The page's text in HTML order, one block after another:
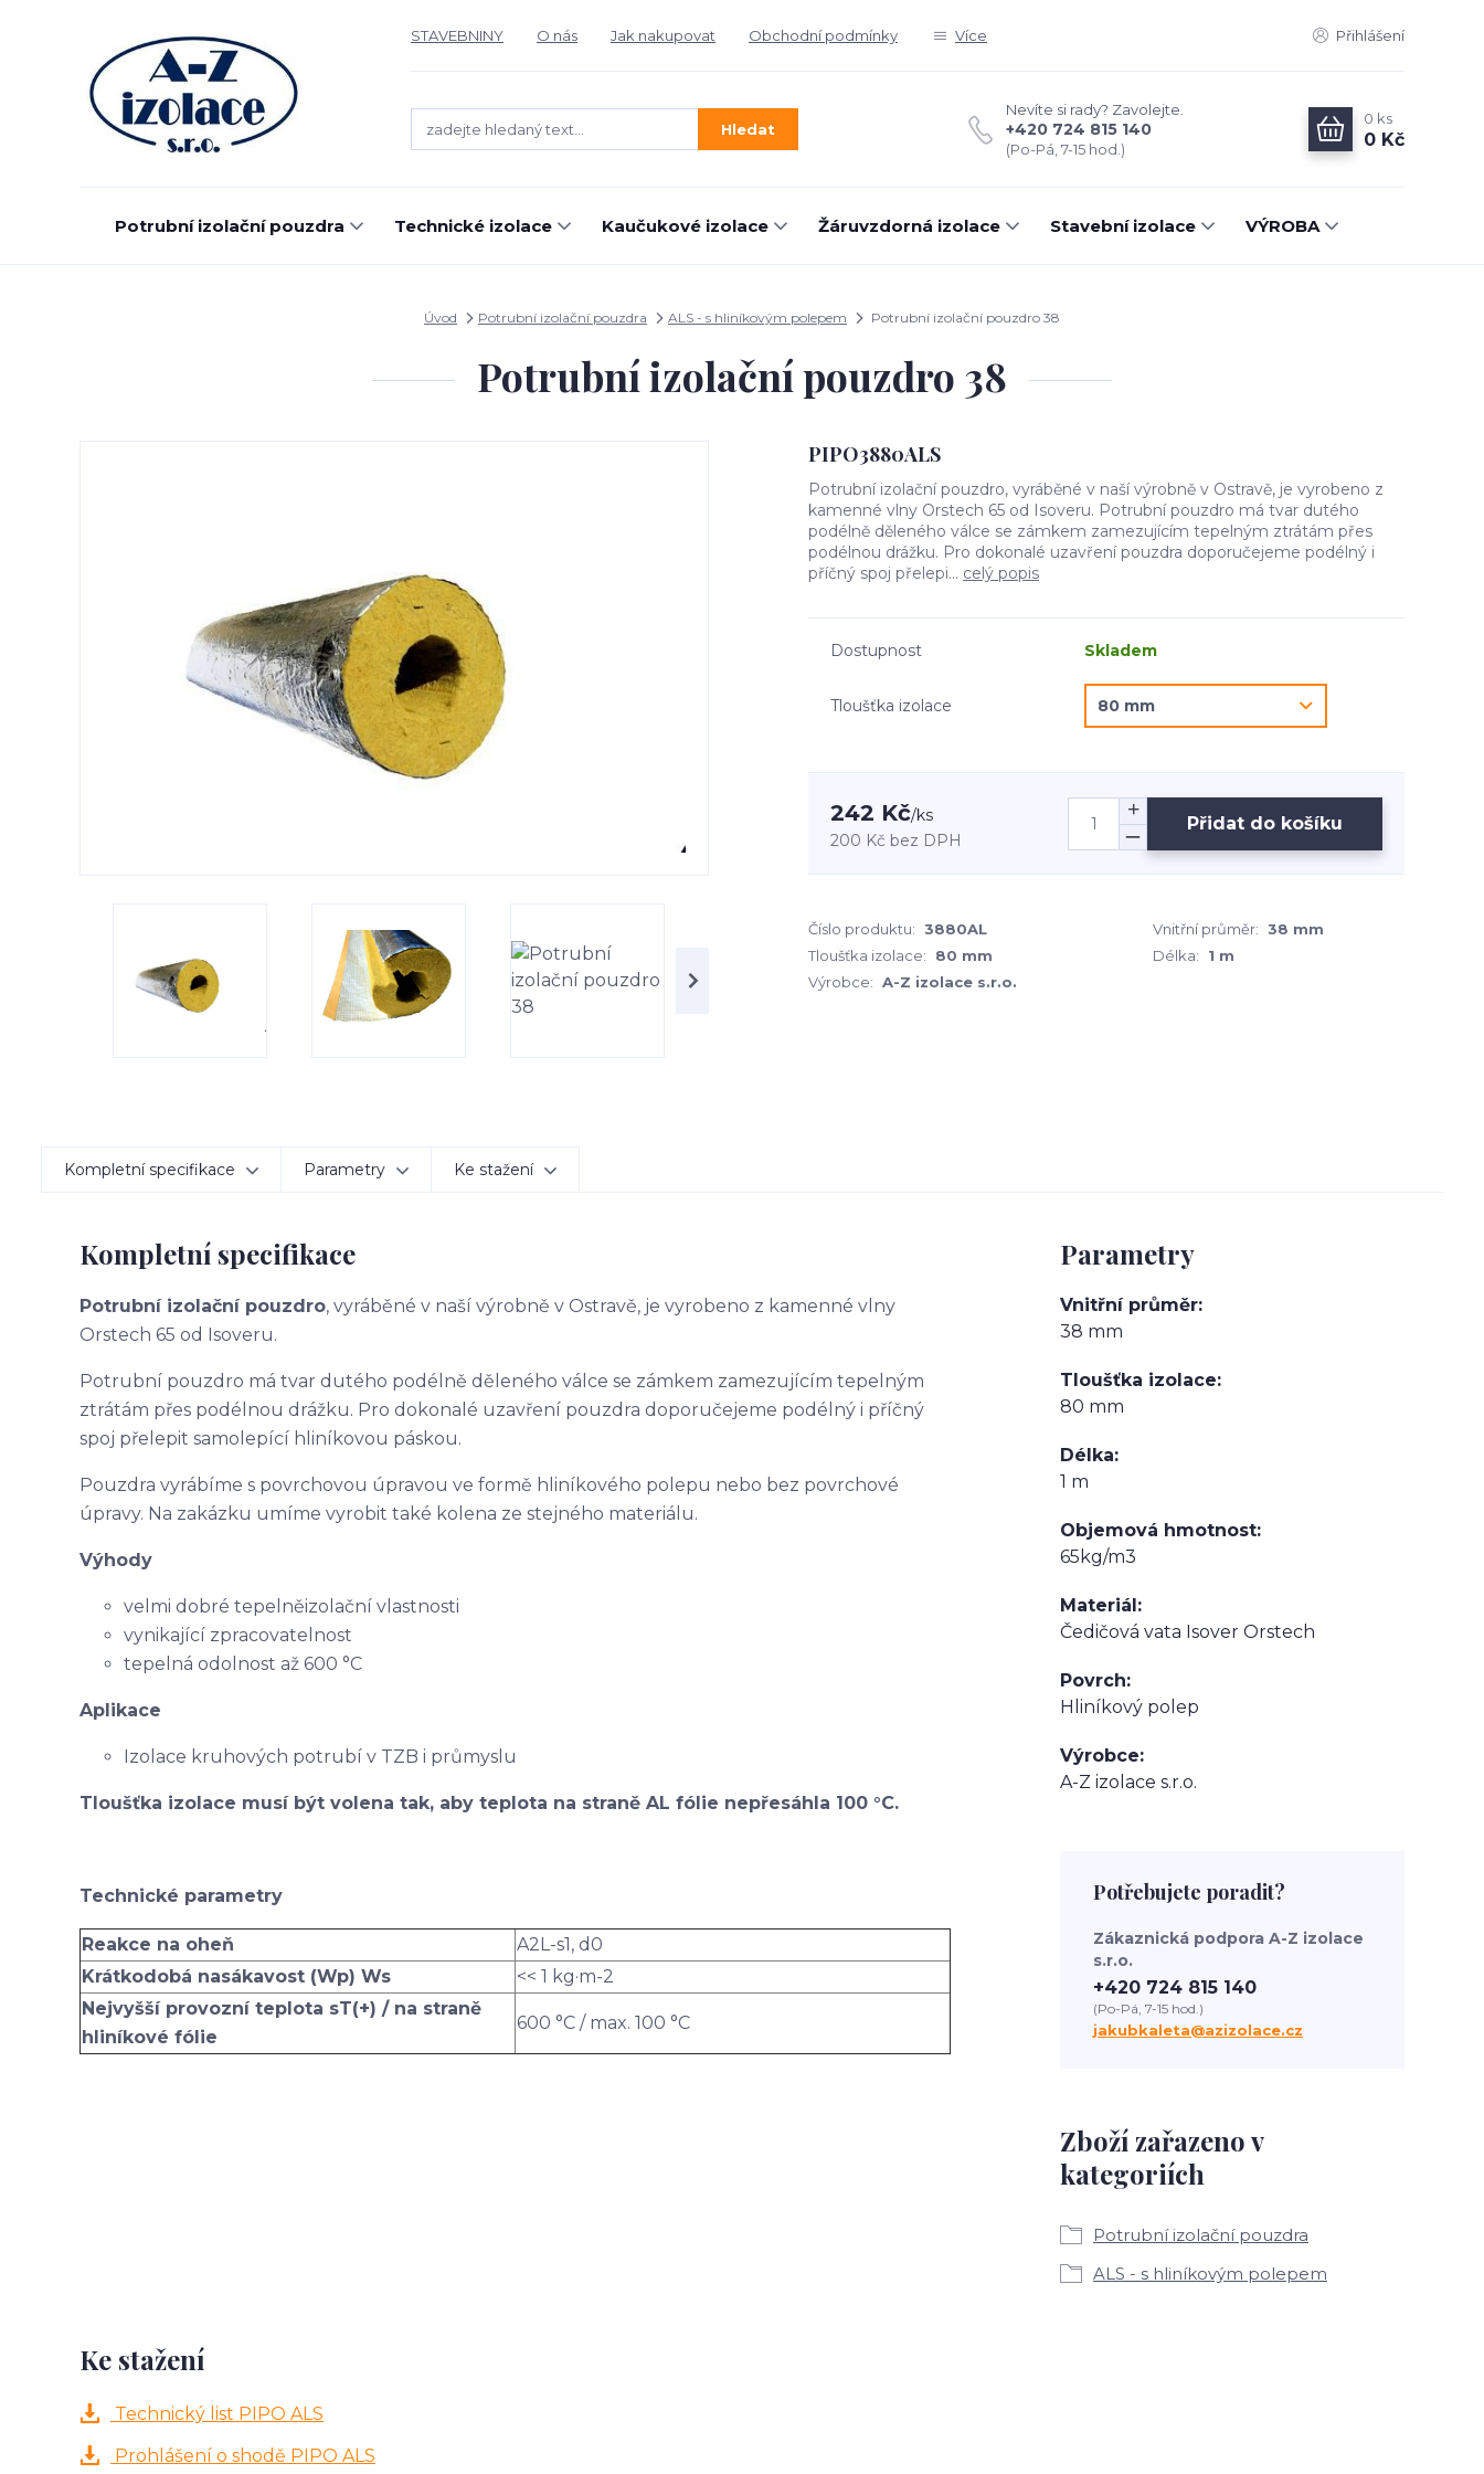
STAVEBNINY O nás Jak nakupovat Obchodní podmínky Více Přihlášení
Hledat
Nevíte si rady? Zavolejte.
+420 724 815 140
(Po-Pá, 7-15 hod.)
0 ks
0 Kč
Potrubní izolační pouzdra Technické izolace Kaučukové izolace Žáruvzdorná izolace Stavební izolace VÝROBA
Úvod Potrubní izolační pouzdra ALS - s hliníkovým polepem Potrubní izolační pouzdro 38
Potrubní izolační pouzdro 38
PIPO3880ALS
Potrubní izolační pouzdro, vyráběné v naší výrobně v Ostravě, je vyrobeno z
kamenné vlny Orstech 65 od Isoveru. Potrubní pouzdro má tvar dutého
podélně děleného válce se zámkem zamezujícím tepelným ztrátám přes
podélnou drážku. Pro dokonalé uzavření pouzdra doporučejeme podélný i
příčný spoj přelepi... celý popis
Dostupnost Skladem
Tloušťka izolace
242 Kč/ks
200 Kč bez DPH
Přidat do košíku
Číslo produktu: 3880AL Vnitřní průměr: 38 mm
Tloušťka izolace:
80 mm Délka:
1 m
Výrobce: A-Z izolace s.r.o.
Kompletní specifikace Parametry Ke stažení
Kompletní specifikace
Potrubní izolační pouzdro, vyráběné v naší výrobně v Ostravě, je vyrobeno z kamenné vlny
Orstech 65 od Isoveru.
Potrubní pouzdro má tvar dutého podélně děleného válce se zámkem zamezujícím tepelným
ztrátám přes podélnou drážku. Pro dokonalé uzavření pouzdra doporučejeme podélný i příčný
spoj přelepit samolepící hliníkovou páskou.
Pouzdra vyrábíme s povrchovou úpravou ve formě hliníkového polepu nebo bez povrchové
úpravy. Na zakázku umíme vyrobit také kolena ze stejného materiálu.
Výhody
velmi dobré tepelněizolační vlastnosti
vynikající zpracovatelnost
tepelná odolnost až 600 °C
Aplikace
Izolace kruhových potrubí v TZB i průmyslu
Tloušťka izolace musí být volena tak, aby teplota na straně AL fólie nepřesáhla 100 °C.
Technické parametry
Reakce na oheň
A2L-s1, d0
Krátkodobá nasákavost (Wp) Ws
<< 1 kg·m-2
Nejvyšší provozní teplota sT(+) / na straně
hliníkové fólie
600 °C / max. 100 °C
Parametry
Vnitřní průměr
38 mm
Tloušťka izolace
80 mm
Délka
1 m
Objemová hmotnost
65kg/m3
Materiál
Čedičová vata Isover Orstech
Povrch
Hliníkový polep
Výrobce
A-Z izolace s.r.o.
Zboží zařazeno v
kategoriích
Potrubní izolační pouzdra
ALS - s hliníkovým polepem
Potřebujete poradit?
Zákaznická podpora A-Z izolace
s.r.o.
+420 724 815 140
(Po-Pá, 7-15 hod.)
jakubkaleta@azizolace.cz
Ke stažení
Technický list PIPO ALS
Prohlášení o shodě PIPO ALS